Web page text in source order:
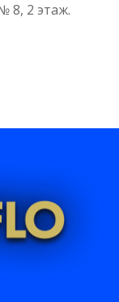
8, 2 этаж.